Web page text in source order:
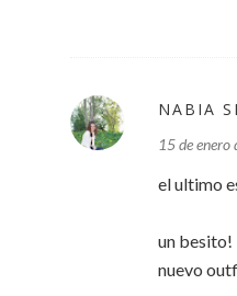
NABIA
15 de
el ultimo
un besito!
nuevo